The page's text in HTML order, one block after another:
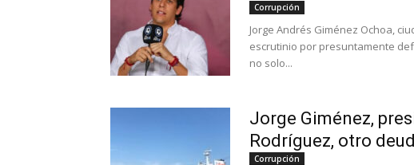
Corrupción
Jorge Andrés Giménez Ochoa,
escrutinio por presuntamente
no solo...
Jorge Giménez,
Rodríguez, otro
Corrupción